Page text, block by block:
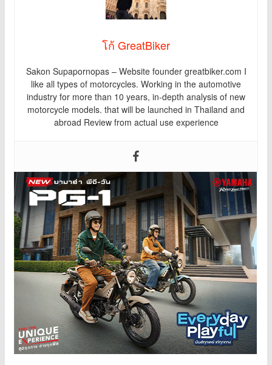
โก้ GreatBiker
Sakon Supapornopas – Website founder greatbiker.com I
like all types of motorcycles. Working in the automotive
industry for more than 10 years, in-depth analysis of new
motorcycle models. that will be launched in Thailand and
abroad Review from actual use experience